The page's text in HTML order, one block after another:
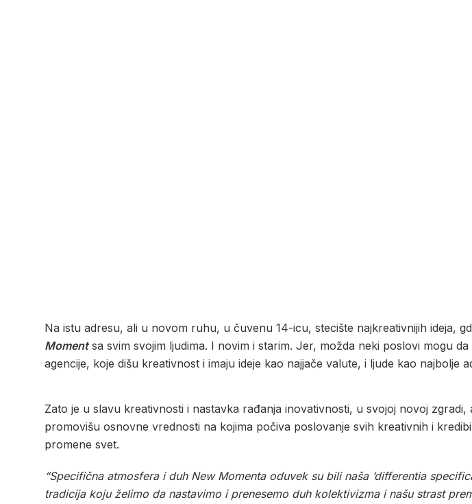
Na istu adresu, ali u novom ruhu, u čuvenu 14-icu, stecište najkreativnijih ideja,
Momentsa svim svojim ljudima. I novim i starim. Jer, možda neki poslovi mogu
agencije, koje dišu kreativnost i imaju ideje kao najjače valute, i ljude kao najbolje
Zato je u slavu kreativnosti i nastavka rađanja inovativnosti, u svojoj novoj zgradi,
promovišu osnovne vrednosti na kojima počiva poslovanje svih kreativnih i
promene svet.
“Specifična atmosfera i duh New Momenta oduvek su bili naša ‘differentia
tradicija koju želimo da nastavimo i prenesemo duh kolektivizma i našu strast